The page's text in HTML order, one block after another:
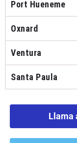
Port Hueneme
Oxnard
Ventura
Santa Paula
Llama